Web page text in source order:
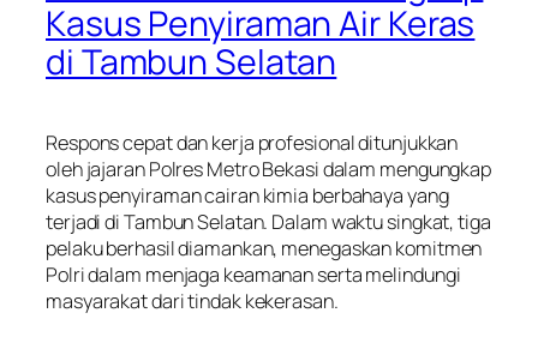
Kasus Penyiraman Air Keras
di Tambun Selatan
Respons cepat dan kerja profesional ditunjukkan
oleh jajaran Polres Metro Bekasi dalam mengungkap
kasus penyiraman cairan kimia berbahaya yang
terjadi di Tambun Selatan. Dalam waktu singkat, tiga
pelaku berhasil diamankan, menegaskan komitmen
Polri dalam menjaga keamanan serta melindungi
masyarakat dari tindak kekerasan.